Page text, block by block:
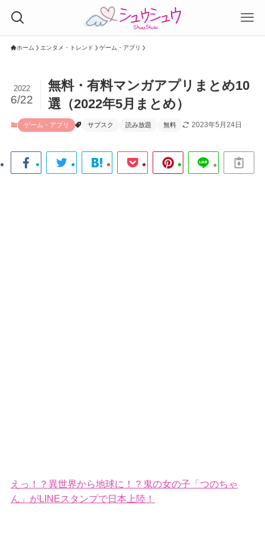
ホーム エンタメ・トレンド ゲーム・アプリ
無料・有料マンガアプリまとめ10
選（2022年5月まとめ）
2022
6/22
ゲーム・アプリ サブスク 読み放題 無料 2023年5月24日
えっ！？異世界から地球に！？鬼の女の子「つのちゃ
ん」がLINEスタンプで日本上陸！